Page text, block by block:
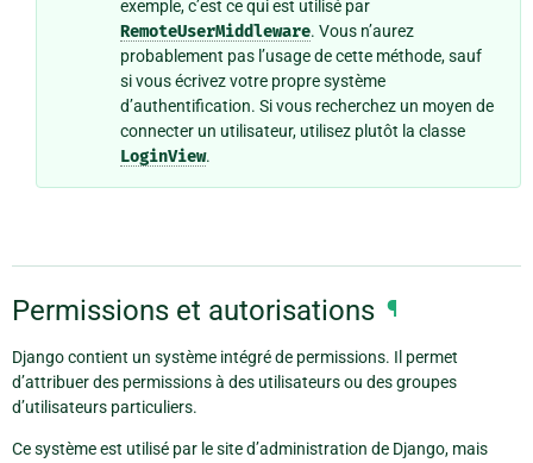
exemple, c’est ce qui est utilisé par
RemoteUserMiddleware. Vous n’aurez
probablement pas l’usage de cette méthode, sauf
si vous écrivez votre propre système
d’authentification. Si vous recherchez un moyen de
connecter un utilisateur, utilisez plutôt la classe
LoginView.
Permissions et autorisations ¶
Django contient un système intégré de permissions. Il permet
d’attribuer des permissions à des utilisateurs ou des groupes
d’utilisateurs particuliers.
Ce système est utilisé par le site d’administration de Django, mais